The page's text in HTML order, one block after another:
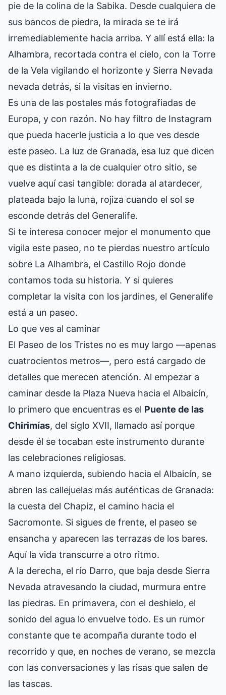
pie de la colina de la Sabika. Desde cualquiera de
sus bancos de piedra, la mirada se te irá
irremediablemente hacia arriba. Y allí está ella: la
Alhambra, recortada contra el cielo, con la Torre
de la Vela vigilando el horizonte y Sierra Nevada
nevada detrás, si la visitas en invierno.
Es una de las postales más fotografiadas de
Europa, y con razón. No hay filtro de Instagram
que pueda hacerle justicia a lo que ves desde
este paseo. La luz de Granada, esa luz que dicen
que es distinta a la de cualquier otro sitio, se
vuelve aquí casi tangible: dorada al atardecer,
plateada bajo la luna, rojiza cuando el sol se
esconde detrás del Generalife.
Si te interesa conocer mejor el monumento que
vigila este paseo, no te pierdas nuestro artículo
sobre La Alhambra, el Castillo Rojo donde
contamos toda su historia. Y si quieres
completar la visita con los jardines, el Generalife
está a un paseo.
Lo que ves al caminar
El Paseo de los Tristes no es muy largo —apenas
cuatrocientos metros—, pero está cargado de
detalles que merecen atención. Al empezar a
caminar desde la Plaza Nueva hacia el Albaicín,
lo primero que encuentras es el Puente de las
Chirimías, del siglo XVII, llamado así porque
desde él se tocaban este instrumento durante
las celebraciones religiosas.
A mano izquierda, subiendo hacia el Albaicín, se
abren las callejuelas más auténticas de Granada:
la cuesta del Chapiz, el camino hacia el
Sacromonte. Si sigues de frente, el paseo se
ensancha y aparecen las terrazas de los bares.
Aquí la vida transcurre a otro ritmo.
A la derecha, el río Darro, que baja desde Sierra
Nevada atravesando la ciudad, murmura entre
las piedras. En primavera, con el deshielo, el
sonido del agua lo envuelve todo. Es un rumor
constante que te acompaña durante todo el
recorrido y que, en noches de verano, se mezcla
con las conversaciones y las risas que salen de
las tascas.